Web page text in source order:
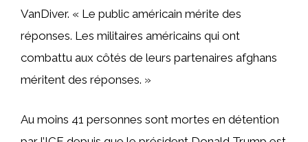
VanDiver. « Le public américain mérite des
réponses. Les militaires américains qui ont
combattu aux côtés de leurs partenaires afghans
méritent des réponses. »
Au moins 41 personnes sont mortes en détention